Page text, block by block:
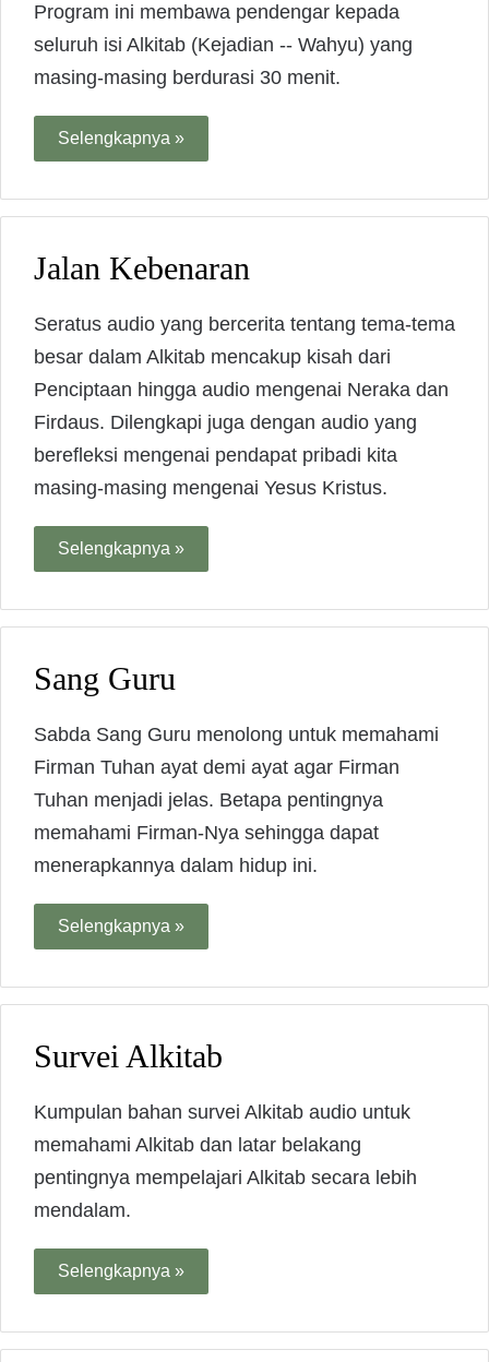
Program ini membawa pendengar kepada
seluruh isi Alkitab (Kejadian -- Wahyu) yang
masing-masing berdurasi 30 menit.
Selengkapnya »
Jalan Kebenaran
Seratus audio yang bercerita tentang tema-tema
besar dalam Alkitab mencakup kisah dari
Penciptaan hingga audio mengenai Neraka dan
Firdaus. Dilengkapi juga dengan audio yang
berefleksi mengenai pendapat pribadi kita
masing-masing mengenai Yesus Kristus.
Selengkapnya »
Sang Guru
Sabda Sang Guru menolong untuk memahami
Firman Tuhan ayat demi ayat agar Firman
Tuhan menjadi jelas. Betapa pentingnya
memahami Firman-Nya sehingga dapat
menerapkannya dalam hidup ini.
Selengkapnya »
Survei Alkitab
Kumpulan bahan survei Alkitab audio untuk
memahami Alkitab dan latar belakang
pentingnya mempelajari Alkitab secara lebih
mendalam.
Selengkapnya »